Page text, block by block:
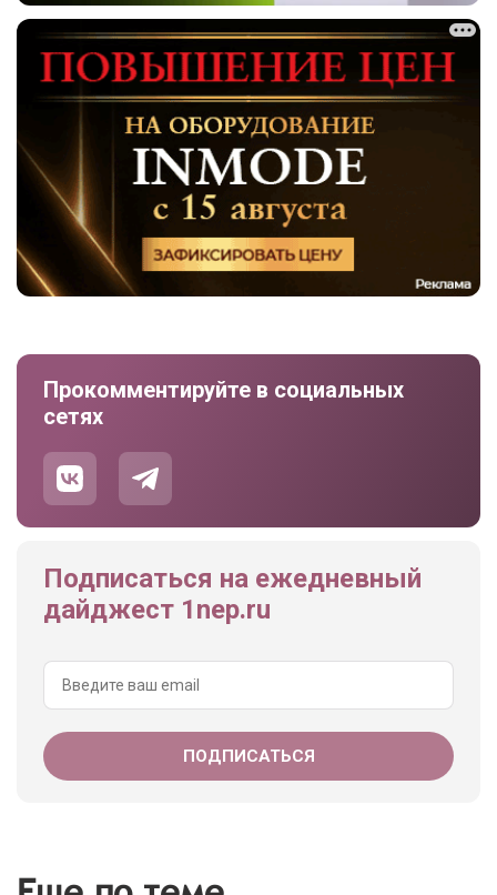
Прокомментируйте в социальных
сетях
Подписаться на ежедневный
дайджест 1nep.ru